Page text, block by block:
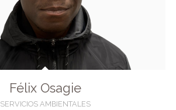
Félix Osagie
SERVICIOS AMBIENTALES